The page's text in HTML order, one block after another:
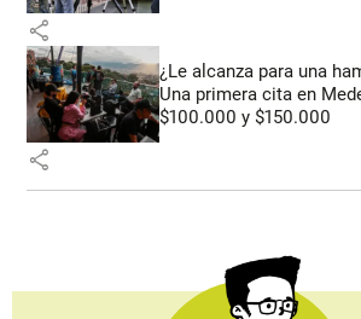
share
¿Le alcanza para una
Una primera cita en
$100.000 y $150.000
share